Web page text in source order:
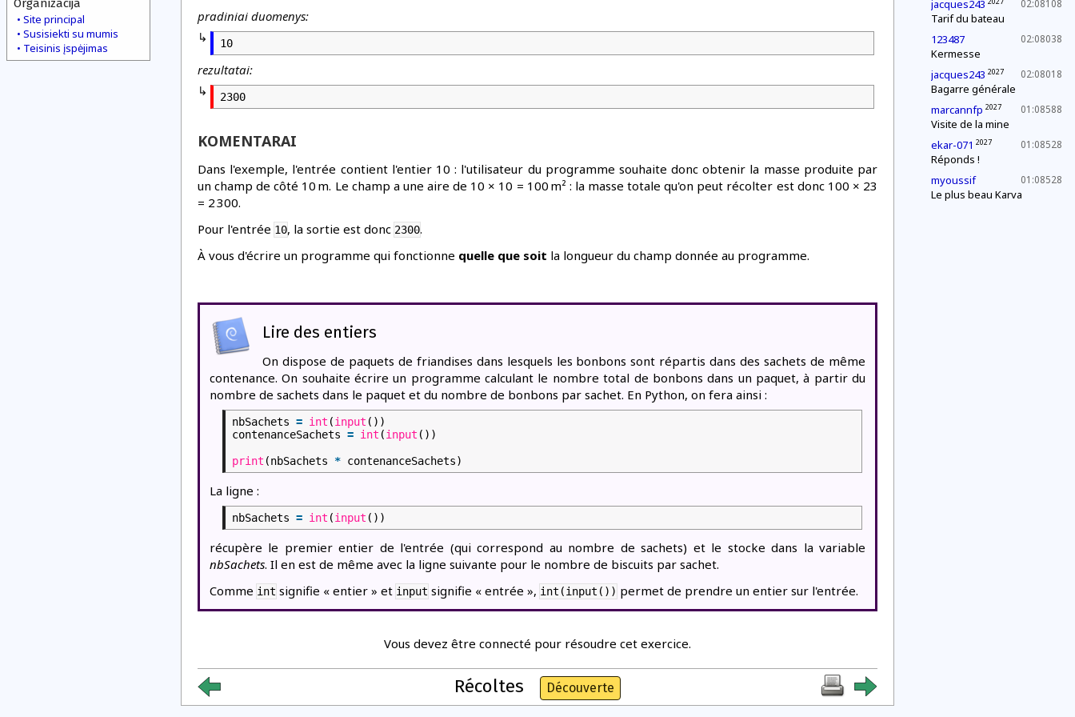
Organizacija
Site principal
Susisiekti su mumis
Teisinis įspėjimas
02:08108
jacques243
Tarif du bateau
02:08038
123487
Kermesse
02:08018
jacques243 2027
Bagarre générale
01:08588
marcannfp 2027
Visite de la mine
01:08528
ekar-071 2027
Réponds !
01:08528
myoussif
Le plus beau Karva
pradiniai duomenys:
10
rezultatai:
2300
KOMENTARAI
Dans l'exemple, l'entrée contient l'entier 10 : l'utilisateur du programme souhaite donc obtenir la masse produite par
un champ de côté 10 m. Le champ a une aire de 10 × 10 = 100 m² : la masse totale qu'on peut récolter est donc 100 × 23
= 2 300.
Pour l'entrée 10, la sortie est donc 2300.
À vous d'écrire un programme qui fonctionne quelle que soit la longueur du champ donnée au programme.
Lire des entiers
On dispose de paquets de friandises dans lesquels les bonbons sont répartis dans des sachets de même
contenance. On souhaite écrire un programme calculant le nombre total de bonbons dans un paquet, à partir du
nombre de sachets dans le paquet et du nombre de bonbons par sachet. En Python, on fera ainsi :
nbSachets = int (input ())
contenanceSachets = int (input ())
print (nbSachets * contenanceSachets)
La ligne :
nbSachets = int (input ())
récupère le premier entier de l'entrée (qui correspond au nombre de sachets) et le stocke dans la variable
nbSachets. Il en est de même avec la ligne suivante pour le nombre de biscuits par sachet.
Comme int signifie « entier » et input signifie « entrée », int(input()) permet de prendre un entier sur l'entrée.
Vous devez être connecté pour résoudre cet exercice.
Récoltes Découverte